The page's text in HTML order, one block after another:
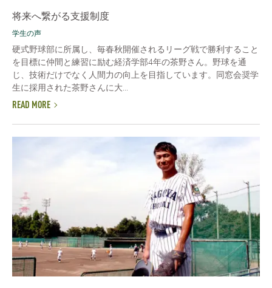
将来へ繋がる支援制度
学生の声
硬式野球部に所属し、毎春秋開催されるリーグ戦で勝利すること
を目標に仲間と練習に励む経済学部4年の茶野さん。野球を通
じ、技術だけでなく人間力の向上を目指しています。同窓会奨学
生に採用された茶野さんに大...
READ MORE